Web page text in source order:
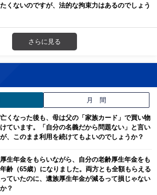
くないのですが、法的な拘束力はあるのでしょう
さらに見る
月 間
くなった後も、母は父の「家族カード」で買い物
ています。「自分の名義だから問題ない」と言い
、このまま利用を続けてもよいのでしょうか？
生年金をもらいながら、自分の老齢厚生年金をも
齢（65歳）になりました。両方とも全額もらえる
ていたのに、遺族厚生年金が減るって損じゃない
？